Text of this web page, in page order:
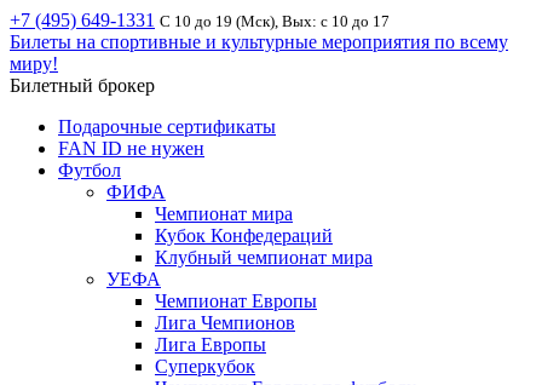
+7 (495) 649-1331 С 10 до 19 (Мск), Вых: с 10 до 17
Билеты на спортивные и культурные мероприятия по всему
миру!
Билетный брокер
Подарочные сертификаты
FAN ID не нужен
Футбол
ФИФА
Чемпионат мира
Кубок Конфедераций
Клубный чемпионат мира
УЕФА
Чемпионат Европы
Лига Чемпионов
Лига Европы
Суперкубок